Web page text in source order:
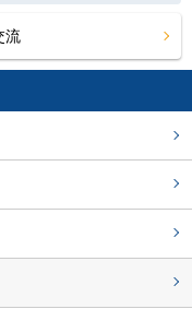
流